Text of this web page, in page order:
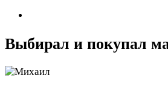
Выбирал и покупал